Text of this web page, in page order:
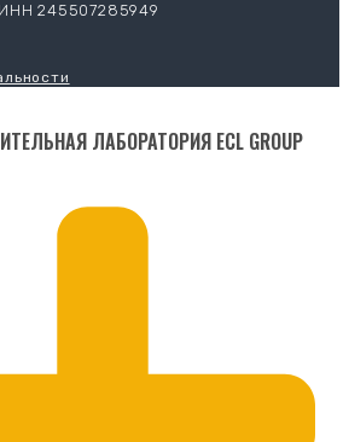
ИНН 245507285949
ЛАБОРАТОРИЯ ECL GROUP